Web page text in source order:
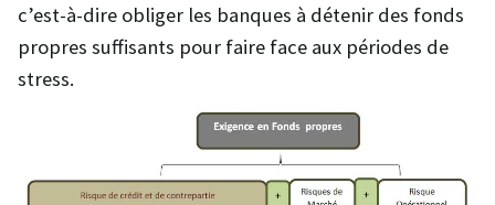
c’est-à-dire obliger les banques à détenir des fonds
propres suffisants pour faire face aux périodes de
stress.